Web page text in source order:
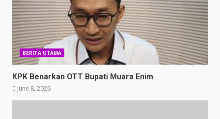
BERITA UTAMA
KPK Benarkan OTT Bupati Muara Enim
June 8, 2026